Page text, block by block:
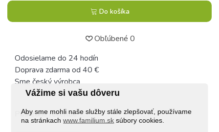
Vážime si vašu dôveru
Aby sme mohli naše služby stále zlepšovať, používame
na stránkachwww.familium.sk súbory cookies.
Do košíka
Obľúbené 0
Odosielame do 24 hodín
Doprava zdarma od 40 €
Sme český výrobca
Posledné recenzie